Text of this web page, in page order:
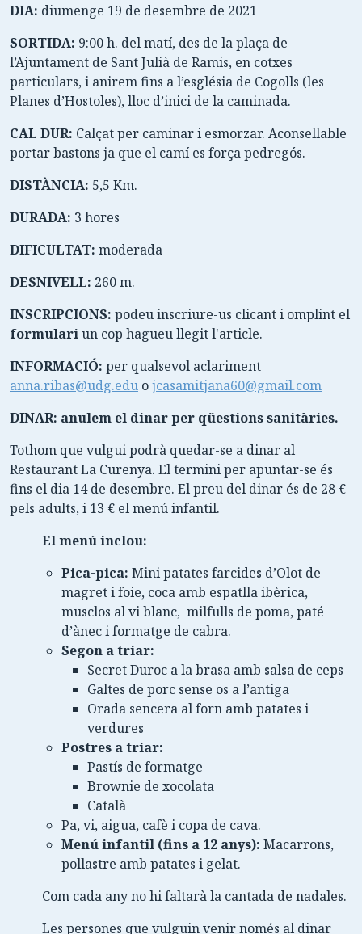
DIA: diumenge 19 de desembre de 2021
SORTIDA: 9:00 h. del matí, des de la plaça de
l’Ajuntament de Sant Julià de Ramis, en cotxes
particulars, i anirem fins a l’església de Cogolls (les
Planes d’Hostoles), lloc d’inici de la caminada.
CAL DUR: Calçat per caminar i esmorzar. Aconsellable
portar bastons ja que el camí es força pedregós.
DISTÀNCIA: 5,5 Km.
DURADA: 3 hores
DIFICULTAT: moderada
DESNIVELL: 260 m.
INSCRIPCIONS: podeu inscriure-us clicant i omplint el
formulariun cop hagueu llegit l'article.
INFORMACIÓ: per qualsevol aclariment
anna.ribas@udg.edu ojcasamitjana60@gmail.com
DINAR: anulem el dinar per qüestions sanitàries.
Tothom que vulgui podrà quedar-se a dinar al
Restaurant La Curenya. El termini per apuntar-se és
fins el dia 14 de desembre. El preu del dinar és de 28 €
pels adults, i 13 € el menú infantil.
El menú inclou:
Pica-pica: Mini patates farcides d’Olot de
magret i foie, coca amb espatlla ibèrica,
musclos al vi blanc, milfulls de poma, paté
d’ànec i formatge de cabra.
Segon a triar:
Secret Duroc a la brasa amb salsa de ceps
Galtes de porc sense os a l’antiga
Orada sencera al forn amb patates i
verdures
Postres a triar:
Pastís de formatge
Brownie de xocolata
Català
Pa, vi, aigua, cafè i copa de cava.
Menú infantil (fins a 12 anys): Macarrons,
pollastre amb patates i gelat.
Com cada any no hi faltarà la cantada de nadales.
Les persones que vulguin venir només al dinar